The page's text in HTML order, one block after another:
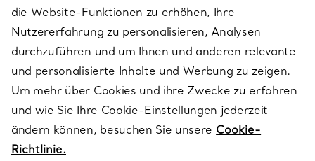
ÜBER TIFFANY & CO.
RECHTLICHE HINWEISE
FOLGEN SIE UNS
die Website-Funktionen zu erhöhen, Ihre
Nutzererfahrung zu personalisieren, Analysen
durchzuführen und um Ihnen und anderen relevante
und personalisierte Inhalte und Werbung zu zeigen.
Um mehr über Cookies und ihre Zwecke zu erfahren
und wie Sie Ihre Cookie-Einstellungen jederzeit
ändern können, besuchen Sie unsere Cookie-
Richtlinie.